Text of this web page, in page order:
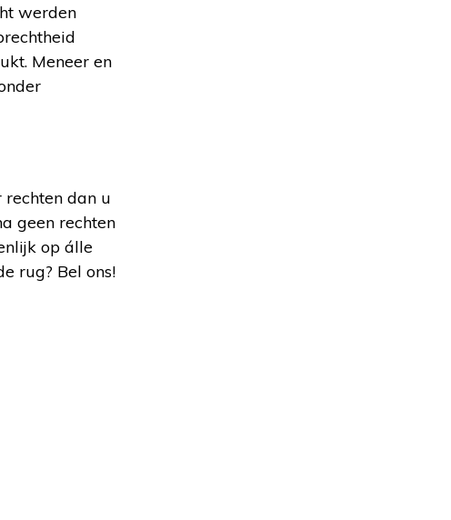
werden
Meneer en
dan u
geen rechten
op álle
rug? Bel ons!